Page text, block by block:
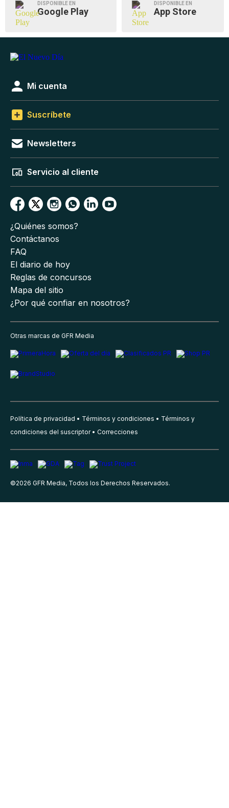
DISPONIBLE EN
Google Play
DISPONIBLE EN
App Store
Mi cuenta
Suscríbete
Newsletters
Servicio al cliente
¿Quiénes somos?
Contáctanos
FAQ
El diario de hoy
Reglas de concursos
Mapa del sitio
¿Por qué confiar en nosotros?
Otras marcas de GFR Media
Política de privacidad Términos y condiciones
Términos y
condiciones del suscriptor
Correcciones
©2026 GFR Media, Todos los Derechos Reservados.